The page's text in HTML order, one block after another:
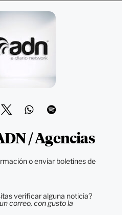
/ Agencias
o enviar boletines de
verificar alguna noticia?
correo, con gusto la